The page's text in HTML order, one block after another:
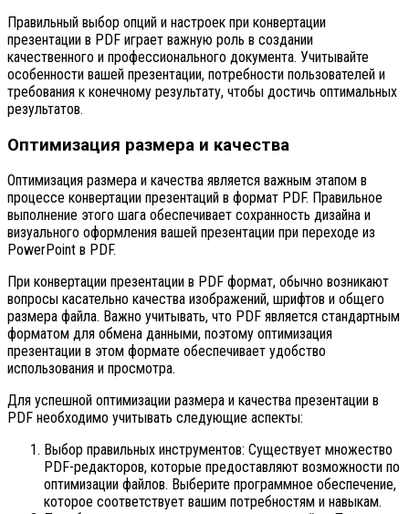
Правильный выбор опций и настроек при конвертации
презентации в PDF играет важную роль в создании
качественного и профессионального документа. Учитывайте
особенности вашей презентации, потребности пользователей и
требования к конечному результату, чтобы достичь оптимальных
результатов.
Оптимизация размера и качества
Оптимизация размера и качества является важным этапом в
процессе конвертации презентаций в формат PDF. Правильное
выполнение этого шага обеспечивает сохранность дизайна и
визуального оформления вашей презентации при переходе из
PowerPoint в PDF.
При конвертации презентации в PDF формат, обычно возникают
вопросы касательно качества изображений, шрифтов и общего
размера файла. Важно учитывать, что PDF является стандартным
форматом для обмена данными, поэтому оптимизация
презентации в этом формате обеспечивает удобство
использования и просмотра.
Для успешной оптимизации размера и качества презентации в
PDF необходимо учитывать следующие аспекты:
Выбор правильных инструментов: Существует множество
PDF-редакторов, которые предоставляют возможности по
оптимизации файлов. Выберите программное обеспечение,
которое соответствует вашим потребностям и навыкам.